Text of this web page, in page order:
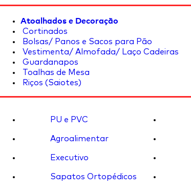
Atoalhados e Decoração
Cortinados
Bolsas/ Panos e Sacos para Pão
Vestimenta/ Almofada/ Laço Cadeiras
Guardanapos
Toalhas de Mesa
Riços (Saiotes)
PU e PVC
Agroalimentar
Executivo
Sapatos Ortopédicos